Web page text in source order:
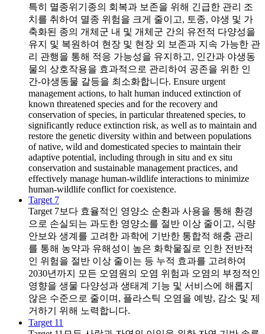
특히 멸종위기종의 회복과 보존을 위해 긴급한 관리 조
치를 취하여 멸종 위험을 크게 줄이고, 토종, 야생 및 가
축화된 종의 개체군 내 및 개체군 간의 유전적 다양성을
유지 및 복원하여 현장 및 현장 외 보존과 지속 가능한 관
리 관행을 통해 적응 가능성을 유지하고, 인간과 야생동
물의 상호작용을 효과적으로 관리하여 공존을 위한 인
간-야생동물 갈등을 최소화합니다. Ensure urgent
management actions, to halt human induced extinction of
known threatened species and for the recovery and
conservation of species, in particular threatened species, to
significantly reduce extinction risk, as well as to maintain and
restore the genetic diversity within and between populations
of native, wild and domesticated species to maintain their
adaptive potential, including through in situ and ex situ
conservation and sustainable management practices, and
effectively manage human-wildlife interactions to minimize
human-wildlife conflict for coexistence.
Target 7
Target 7보다 효율적인 영양소 순환과 사용을 통해 환경
으로 손실되는 과도한 영양소를 절반 이상 줄이고, 식량
안보와 생계를 고려한 과학에 기반한 통합적 해충 관리
를 통해 농약과 유해성이 높은 화학물질로 인한 전반적
인 위험을 절반 이상 줄이는 등 누적 효과를 고려하여
2030년까지 모든 오염원의 오염 위험과 오염의 부정적인
영향을 생물 다양성과 생태계 기능 및 서비스에 해롭지
않은 수준으로 줄이며, 플라스틱 오염을 예방, 감소 및 제
거하기 위해 노력합니다.
Target 11